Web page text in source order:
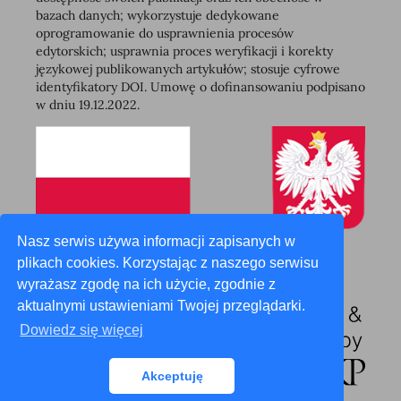
Nasz serwis używa informacji zapisanych w
plikach cookies. Korzystając z naszego serwisu
wyrażasz zgodę na ich użycie, zgodnie z
aktualnymi ustawieniami Twojej przeglądarki.
Dowiedz się więcej
Akceptuję
bazach danych; wykorzystuje dedykowane
oprogramowanie do usprawnienia procesów
edytorskich; usprawnia proces weryfikacji i korekty
językowej publikowanych artykułów; stosuje cyfrowe
identyfikatory DOI. Umowę o dofinansowaniu podpisano
w dniu 19.12.2022.